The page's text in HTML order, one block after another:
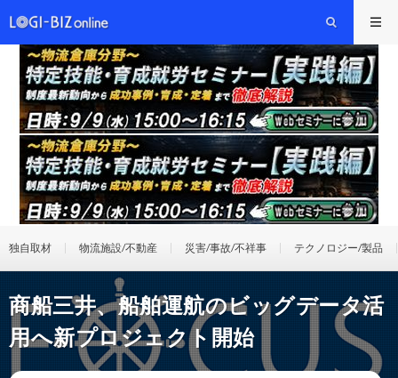
独自取材 物流施設/不動産 災害/事故/不祥事 テクノロジー/製品
商船三井、船舶運航のビッグデータ活
用へ新プロジェクト開始